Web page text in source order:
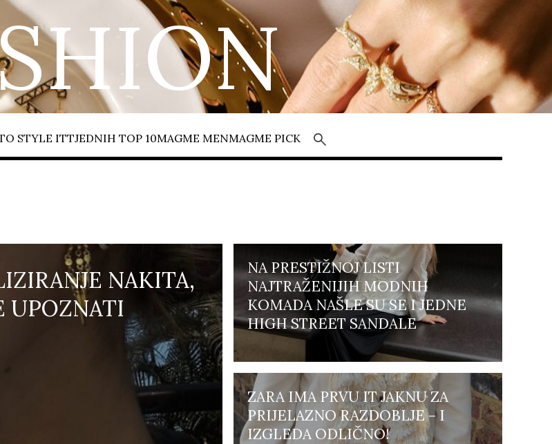
STYLE ITTJEDNIH TOP 10MAGME MENMAGME PICK
NAKITA,
UPOZNATI
NA PRESTIŽNOJ LISTI
NAJTRAŽENIJIH MODNIH
KOMADA NAŠLE SU SE I JEDNE
HIGH STREET SANDALE
";
ZARA IMA PRVU IT JAKNU ZA
PRIJELAZNO RAZDOBLJE – I
IZGLEDA ODLIČNO!